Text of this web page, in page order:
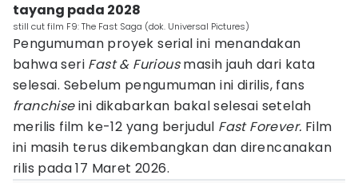
tayang pada 2028
still cut film F9: The Fast Saga (dok. Universal Pictures)
Pengumuman proyek serial ini menandakan
bahwa seri Fast & Furiousmasih jauh dari kata
selesai. Sebelum pengumuman ini dirilis, fans
franchiseini dikabarkan bakal selesai setelah
merilis film ke-12 yang berjudul Fast Forever. Film
ini masih terus dikembangkan dan direncanakan
rilis pada 17 Maret 2026.